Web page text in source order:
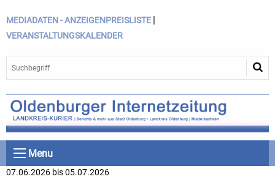
MEDIADATEN - ANZEIGENPREISLISTE |
VERANSTALTUNGSKALENDER
Menu
07.06.2026 bis 05.07.2026